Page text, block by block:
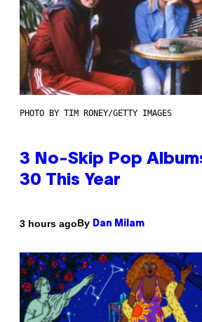
PHOTO BY TIM RONEY/GETTY IMAGES
3 No-Skip Pop
30 This Year
3 hours agoBy Dan Milam